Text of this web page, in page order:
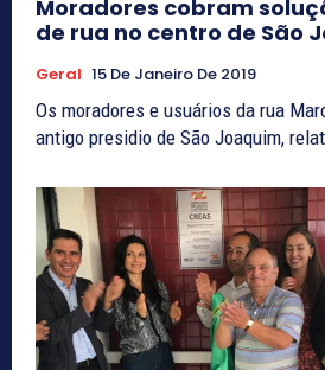
Moradores cobram
de rua no centro de São
Geral 15 De Janeiro De 2019
Os moradores e usuários da rua
antigo presidio de São Joaquim,